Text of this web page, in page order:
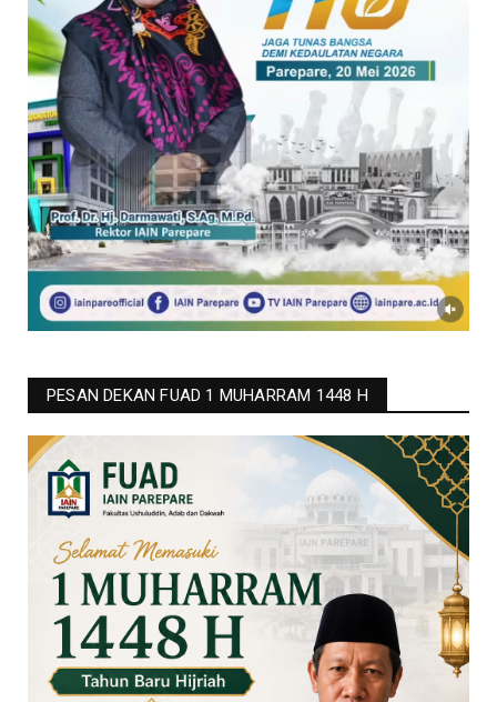
PESAN DEKAN FUAD 1 MUHARRAM 1448 H